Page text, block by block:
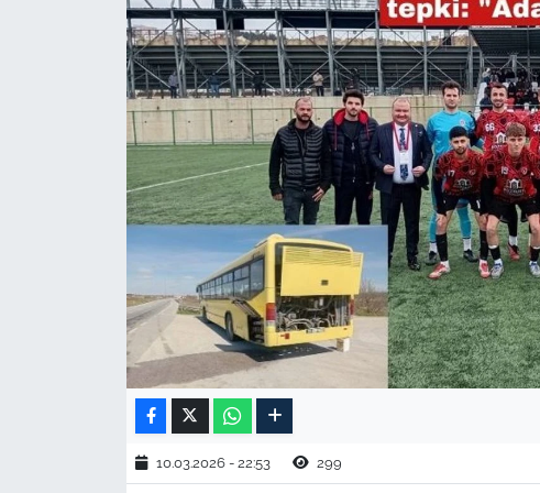
10.03.2026 - 22:53 299
TARIM VE HAYVANCILIK
KÜLTÜR SANAT
RESMİ İLAN
EDİRNE
TEKİRDAĞ
KIRKLARELİ
ÇANAKKALE